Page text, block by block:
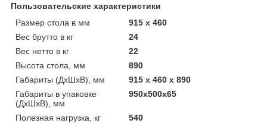
Пользовательские характеристики
Размер стола в мм
915 x 460
Вес брутто в кг
24
Вес нетто в кг
22
Высота стола, мм
890
Габариты (ДхШхВ), мм
915 x 460 x 890
Габариты в упаковке
(ДхШхВ), мм
950х500х65
Полезная нагрузка, кг 540